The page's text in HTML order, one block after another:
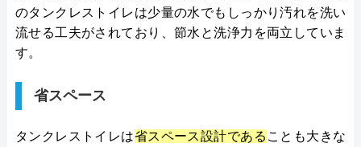
のタンクレストイレは少量の水でもしっかり汚れを洗い
流せる工夫がされており、節水と洗浄力を両立していま
す。
省スペース
タンクレストイレは省スペース設計である ことも大きな